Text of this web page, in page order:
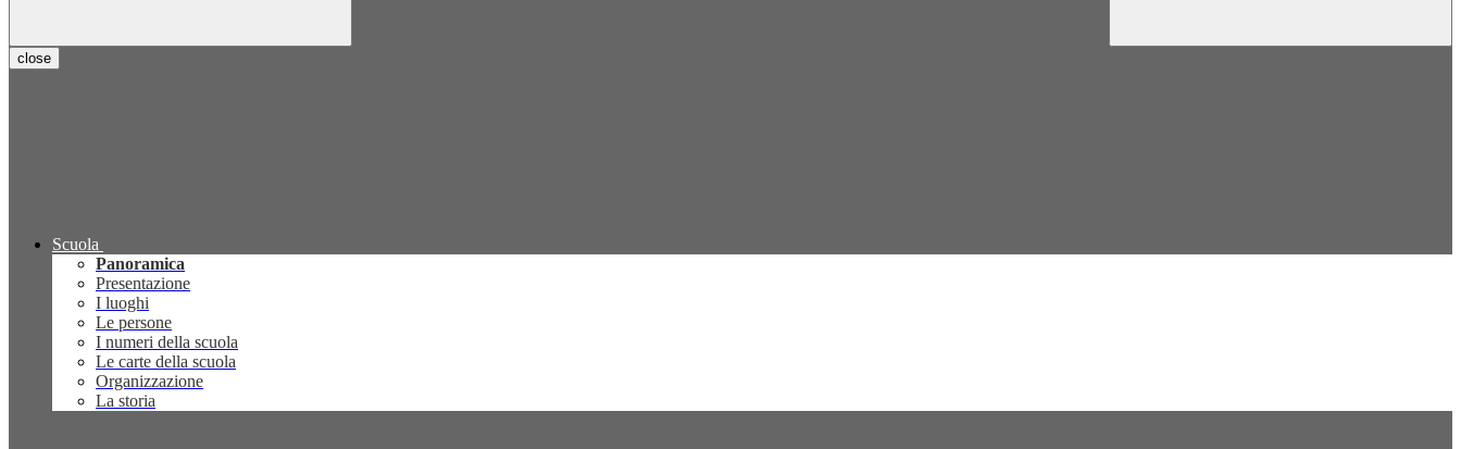
close
Scuola
Panoramica
Presentazione
I luoghi
Le persone
I numeri della scuola
Le carte della scuola
Organizzazione
La storia